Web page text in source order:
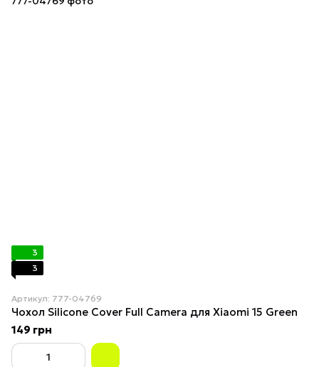
3
3
Артикул: 777-04769
Чохол Silicone Cover Full Camera для Xiaomi 15 Green
149 грн